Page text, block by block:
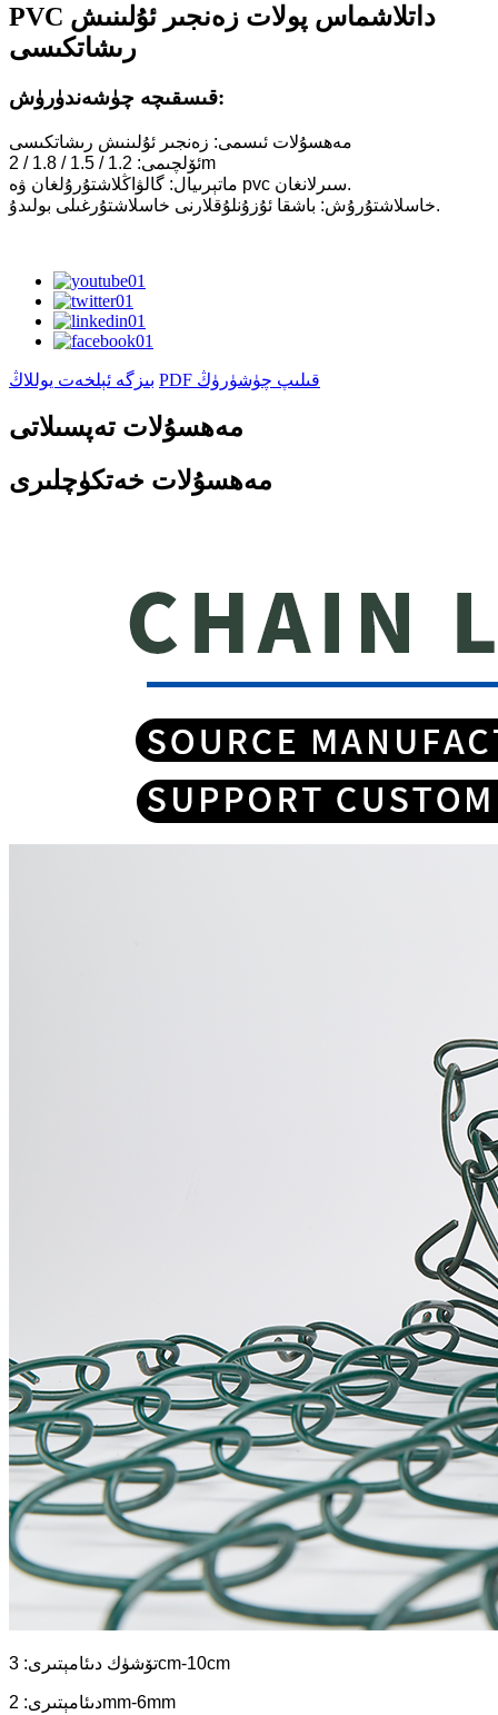
PVC داتلاشماس پولات زەنجىر ئۇلىنىش
رىشاتكىسى
قىسقىچە چۈشەندۈرۈش:
مەھسۇلات ئىسمى: زەنجىر ئۇلىنىش رىشاتكىسى
ئۆلچىمى: 1.2 / 1.5 / 1.8 / 2m
ماتېرىيال: گالۋاڭلاشتۇرۇلغان ۋە pvc سىرلانغان.
خاسلاشتۇرۇش: باشقا ئۇزۇنلۇقلارنى خاسلاشتۇرغىلى بولىدۇ.
بىزگە ئېلخەت يوللاڭ PDF قىلىپ چۈشۈرۈڭ
مەھسۇلات تەپسىلاتى
مەھسۇلات خەتكۈچلىرى
تۆشۈك دىئامېتىرى: 3cm-10cm
دىئامېتىرى: 2mm-6mm